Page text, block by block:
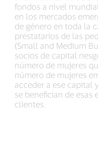
fondos a nivel
en los mercados
de género en toda la
prestatarios de las
(Small and Medium
socios de capital
número de mujeres
número de mujeres
acceder a ese capital
se benefician de esas
clientes.